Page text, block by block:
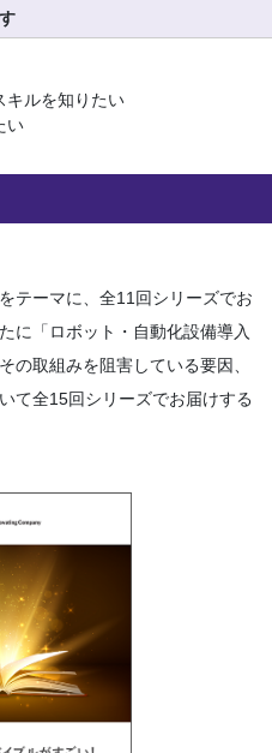
キルを知りたい
い
テーマに、全11回シリーズでお
に「ロボット・自動化設備導入
の取組みを阻害している要因、
て全15回シリーズでお届けする